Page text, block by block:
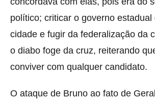
político; criticar o governo estadual
cidade e fugir da federalização da
o diabo foge da cruz, reiterando
conviver com qualquer candidato.
O ataque de Bruno ao fato de